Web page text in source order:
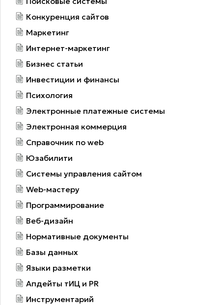
Конкуренция сайтов
Маркетинг
Интернет-маркетинг
Бизнес статьи
Инвестиции и финансы
Психология
Электронные платежные системы
Электронная коммерция
Справочник по web
Юзабилити
Системы управления сайтом
Web-мастеру
Программирование
Веб-дизайн
Нормативные документы
Базы данных
Языки разметки
Апдейты тИЦ и PR
Инструментарий